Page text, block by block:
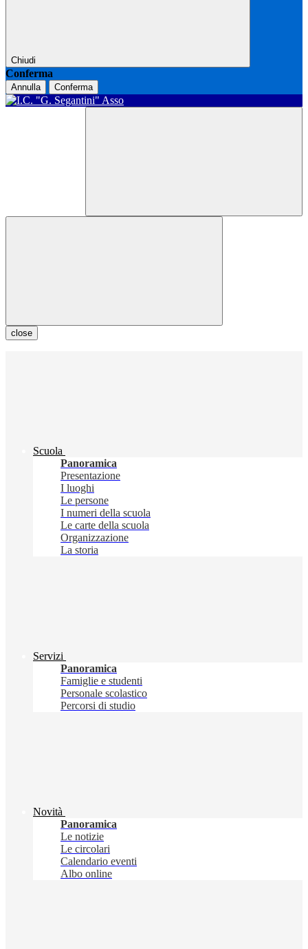
Chiudi
Conferma
Annulla Conferma
close
Scuola
Panoramica
Presentazione
I luoghi
Le persone
I numeri della scuola
Le carte della scuola
Organizzazione
La storia
Servizi
Panoramica
Famiglie e studenti
Personale scolastico
Percorsi di studio
Novità
Panoramica
Le notizie
Le circolari
Calendario eventi
Albo online